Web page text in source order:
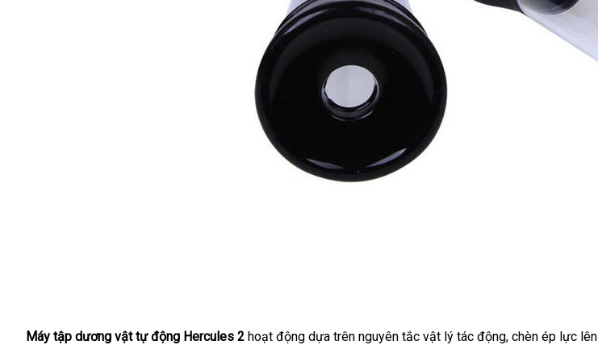
Máy tập dương vật tự động Hercules 2 hoạt động dựa trên nguyên tắc vật lý tác độnggiá
, chèn ép lực lên